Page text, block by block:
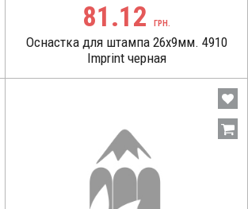
81.12 ГРН.
Оснастка для штампа 26х9мм. 4910
Imprint черная